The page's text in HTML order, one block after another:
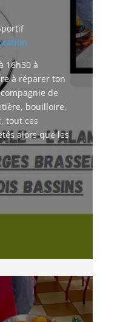
16h30 à
à réparer ton
de
bouilloire,
tout ces
alors que les